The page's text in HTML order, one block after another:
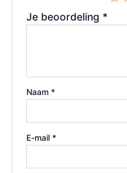
Je beoordeling *
Naam *
E-mail *